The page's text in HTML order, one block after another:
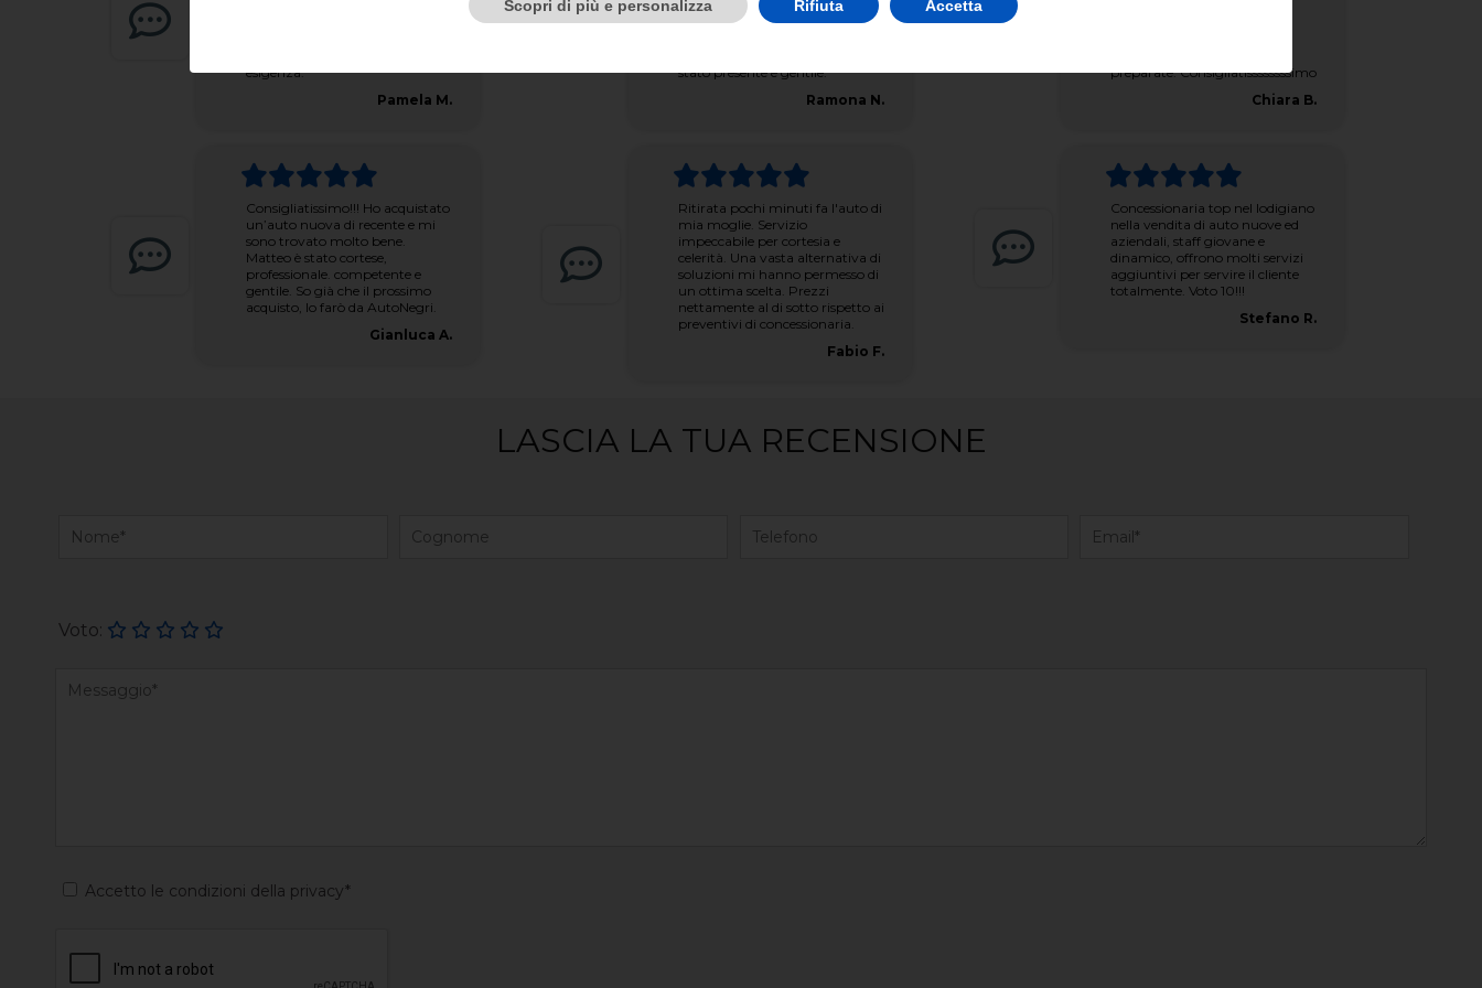
esigenza.
Pamela M.
mio figlio. Matteo è una persona
molto disponibile per qualsiasi
stato presente e gentile.
Ramona N.
preparate. Consigliatissssssssimo
Chiara B.
Consigliatissimo!!! Ho acquistato
un’auto nuova di recente e mi
sono trovato molto bene.
Matteo è stato cortese,
professionale. competente e
gentile. So già che il prossimo
acquisto, lo farò da AutoNegri.
Gianluca A.
Ritirata pochi minuti fa l'auto di
mia moglie. Servizio
impeccabile per cortesia e
celerità. Una vasta alternativa di
soluzioni mi hanno permesso di
un ottima scelta. Prezzi
nettamente al di sotto rispetto ai
preventivi di concessionaria.
Fabio F.
Concessionaria top nel lodigiano
nella vendita di auto nuove ed
aziendali, staff giovane e
dinamico, offrono molti servizi
aggiuntivi per servire il cliente
totalmente. Voto 10!!!
Stefano R.
LASCIA LA TUA RECENSIONE
Voto:
Accetto le condizioni della privacy*
Scopri di più e personalizza Rifiuta Accetta